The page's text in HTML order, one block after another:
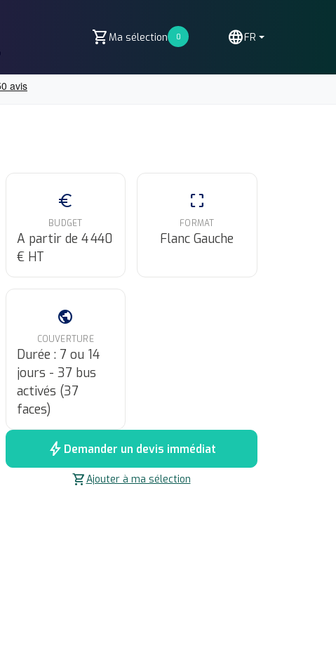
shopping_cartMa sélection 0 languageFR
euro
BUDGET
A partir de 4 440
€ HT
crop_free
FORMAT
Flanc Gauche
public
COUVERTURE
Durée : 7 ou 14
jours - 37 bus
activés (37
faces)
bolt Demander un devis immédiat
shopping_cartAjouter à ma sélection